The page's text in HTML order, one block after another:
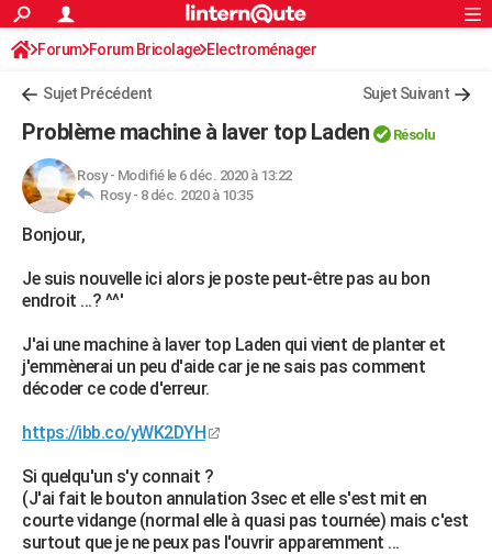
ACTUALITÉS
Politique
Société
Faits Divers
Education
Monde
Villes
+
FINANCE
Retraite
Impôts
Epargne
Immobilier
Risques naturels par ville
Banque
Assurance
Crédit
AUTO
Essais
Réserver un essai
Citadines
Berlines
SUV
Forum auto
+HIGH-TECH
Mobiles
Meilleur smartphone
Internet
Ordinateurs
Jeux vidéo
Guide high-tech
+BRICOLAGE
Forum
Aménagement intérieur
Extérieur
Cuisine
Salle de bains
Jardinage
Rangement
WEEK-END
Guides de France
Escapades
Patrimoine
Expositions
Musées
Week-end nature
+LIFESTYLE
Art de vivre
Bien-être
Loisirs
Mode
Modes de vie
SANTE
Alimentation
Guide de la santé
Maladies
Médicaments
Sommeil
VOYAGE
Destinations
City break
Voyage nature
Voyage de noces
Forum
Climat
+PHOTO
S'inscrire
Connexion
Forum Forum Bricolage Electroménager
Sujet Précédent Sujet Suivant
Problème machine à laver top Laden Résolu
Rosy- Modifié le 6 déc. 2020 à 13:22
Rosy - 8 déc. 2020 à 10:35
Bonjour,
Je suis nouvelle ici alors je poste peut-être pas au bon
endroit ...? ^^'
J'ai une machine à laver top Laden qui vient de planter et
j'emmènerai un peu d'aide car je ne sais pas comment
décoder ce code d'erreur.
https://ibb.co/yWK2DYH
Si quelqu'un s'y connait ?
(J'ai fait le bouton annulation 3sec et elle s'est mit en
courte vidange (normal elle à quasi pas tournée) mais c'est
surtout que je ne peux pas l'ouvrir apparemment ...